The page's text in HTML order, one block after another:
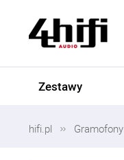
Zestawy
hifi.pl Gramofony